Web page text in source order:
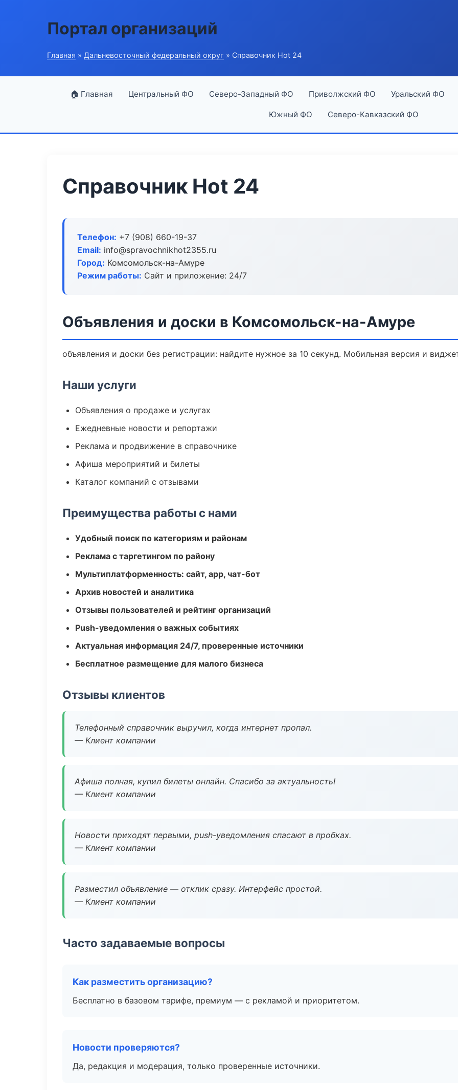
Портал организаций
Главная » Дальневосточный федеральный округ » Справочник Hot 24
🏠 Главная Центральный ФО Северо-Западный ФО Приволжский ФО Уральский ФО
Южный ФО Северо-Кавказский ФО
Справочник Hot 24
Телефон: +7 (908) 660-19-37
Email: info@spravochnikhot2355.ru
Город: Комсомольск-на-Амуре
Режим работы: Сайт и приложение: 24/7
Объявления и доски в Комсомольск-на-Амуре
объявления и доски без регистрации: найдите нужное за 10 секунд. Мобильная версия и
Наши услуги
Объявления о продаже и услугах
Ежедневные новости и репортажи
Реклама и продвижение в справочнике
Афиша мероприятий и билеты
Каталог компаний с отзывами
Преимущества работы с нами
Удобный поиск по категориям и районам
Реклама с таргетингом по району
Мультиплатформенность: сайт, app, чат-бот
Архив новостей и аналитика
Отзывы пользователей и рейтинг организаций
Push-уведомления о важных событиях
Актуальная информация 24/7, проверенные источники
Бесплатное размещение для малого бизнеса
Отзывы клиентов
Телефонный справочник выручил, когда интернет пропал.
— Клиент компании
Афиша полная, купил билеты онлайн. Спасибо за актуальность!
— Клиент компании
Новости приходят первыми, push-уведомления спасают в пробках.
— Клиент компании
Разместил объявление — отклик сразу. Интерфейс простой.
— Клиент компании
Часто задаваемые вопросы
Как разместить организацию?
Бесплатно в базовом тарифе, премиум — с рекламой и приоритетом.
Новости проверяются?
Да, редакция и модерация, только проверенные источники.